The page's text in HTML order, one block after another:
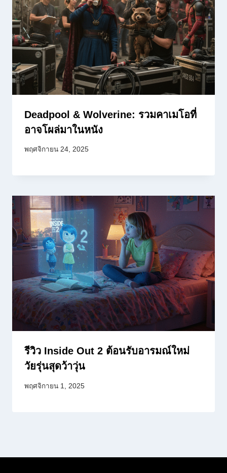
Deadpool & Wolverine: รวมคาเมโอที่
อาจโผล่มาในหนัง
พฤศจิกายน 24, 2025
รีวิว Inside Out 2 ต้อนรับอารมณ์ใหม่
วัยรุ่นสุดว้าวุ่น
พฤศจิกายน 1, 2025